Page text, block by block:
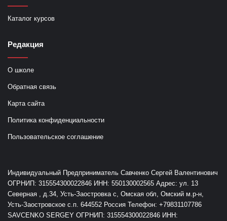
Каталог курсов
Редакция
О школе
Обратная связь
Карта сайта
Политика конфиденциальности
Пользовательское соглашение
Индивидуальный Предприниматель Савченко Сергей Валентинович
ОГРНИП: 315554300022846 ИНН: 550130002565 Адрес: ул. 13
Северная , д.34, Усть-Заостровка с, Омская обл, Омский м.р-н,
Усть-Заостровское с.п. 644552 Россия Телефон: +79831107786
SAVCENKO SERGEY ОГРНИП: 315554300022846 ИНН: